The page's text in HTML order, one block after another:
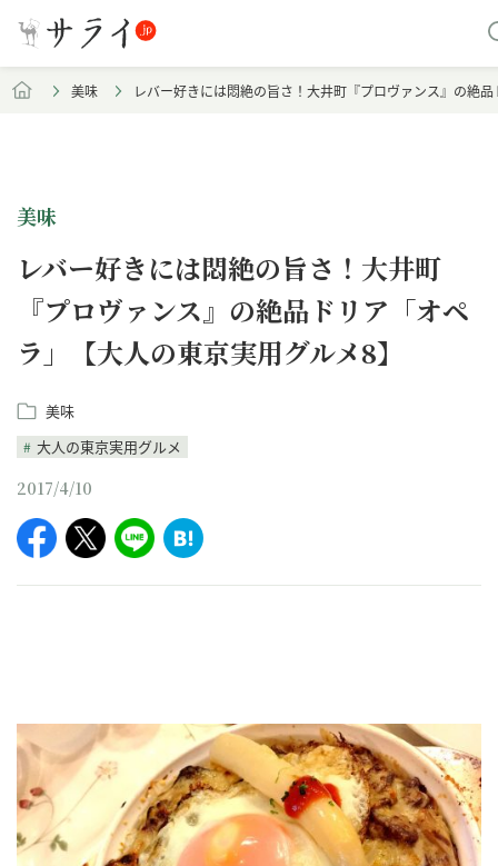
美味 レバー好きには悶絶の旨さ！大井町『プロヴァンス』の絶
美味
レバー好きには悶絶の旨さ！大井町
『プロヴァンス』の絶品ドリア「オペ
ラ」【大人の東京実用グルメ8】
美味
大人の東京実用グルメ
2017/4/10